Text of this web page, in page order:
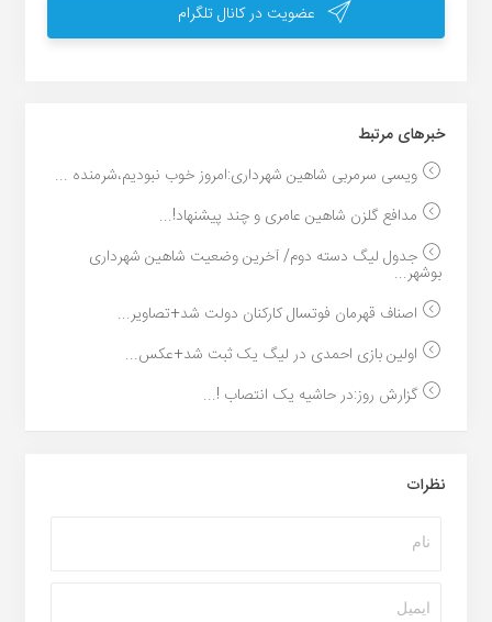
عضویت در کانال تلگرام
خبر‌های مرتبط
ویسی سرمربی شاهین شهرداری:امروز خوب نبودیم،شرمنده ...
مدافع گلزن شاهین عامری و چند پیشنهاد!...
جدول لیگ دسته دوم/ آخرین وضعیت شاهین شهرداری
بوشهر...
اصناف قهرمان فوتسال کارکنان دولت شد+تصاویر...
اولین بازی احمدی در لیگ یک ثبت شد+عکس...
گزارش روز:در حاشیه یک انتصاب !...
نظرات